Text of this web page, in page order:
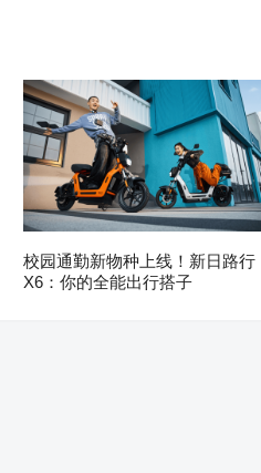
校园通勤新物种上线！新日路行
X6：你的全能出行搭子